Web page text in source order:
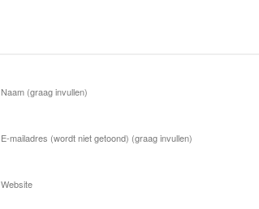
Naam (graag invullen)
E-mailadres (wordt niet getoond) (graag invullen)
Website